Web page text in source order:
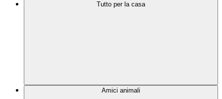
Tutto per la casa
Amici animali